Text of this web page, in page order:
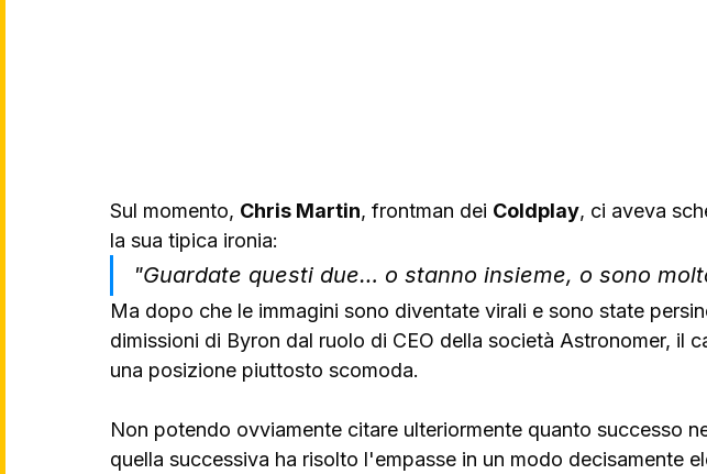
Sul momento, Chris Martin, frontman dei Coldplay, ci aveva
la sua tipica ironia:
"Guardate questi due… o stanno insieme, o sono
Ma dopo che le immagini sono diventate virali e sono state
dimissioni di Byron dal ruolo di CEO della società Astronomer, il
una posizione piuttosto scomoda.
Non potendo ovviamente citare ulteriormente quanto successo
quella successiva ha risolto l'empasse in un modo decisamente